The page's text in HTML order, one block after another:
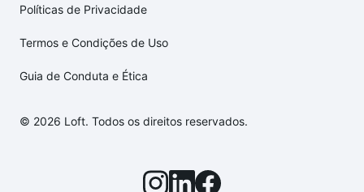
Políticas de Privacidade
Termos e Condições de Uso
Guia de Conduta e Ética
© 2026 Loft. Todos os direitos reservados.